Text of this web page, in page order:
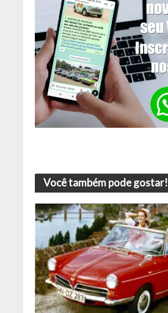
Você também pode gostar!